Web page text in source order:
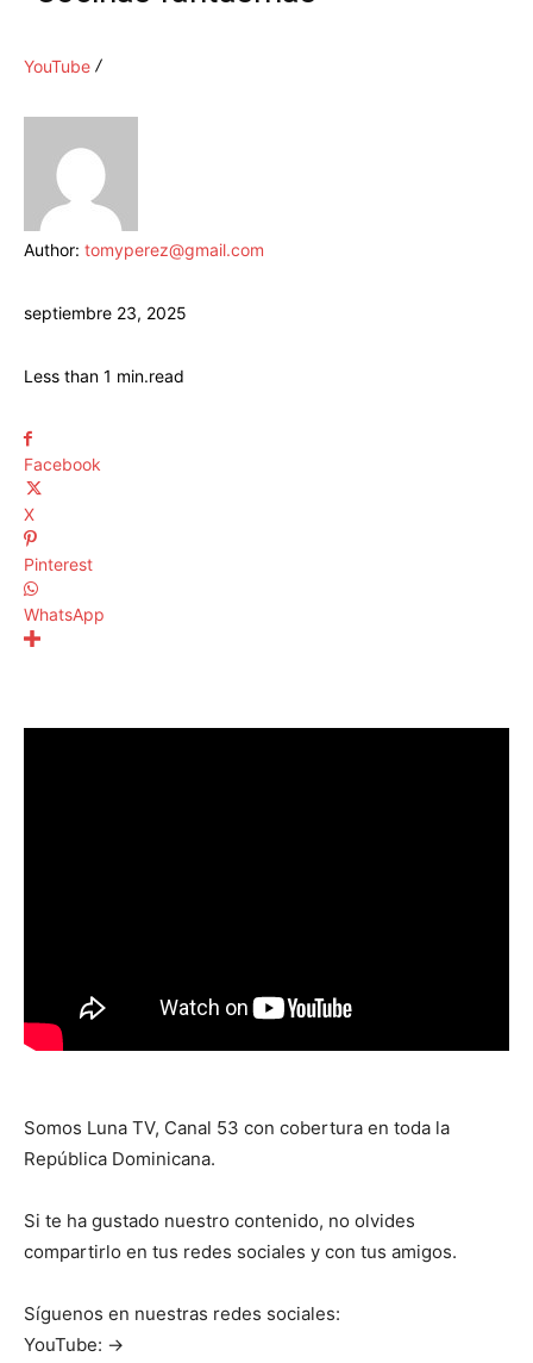
YouTube
Author: tomyperez@gmail.com
septiembre 23, 2025
Less than 1 min.read
Facebook
X
Pinterest
WhatsApp
Somos Luna TV, Canal 53 con cobertura en toda la
República Dominicana.
Si te ha gustado nuestro contenido, no olvides
compartirlo en tus redes sociales y con tus amigos.
Síguenos en nuestras redes sociales:
YouTube: →